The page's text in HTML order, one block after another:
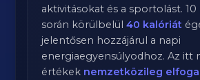
aktivitásokat és a sportolást.10
során körülbelül40 kalóriát
jelentősen hozzájárul a napi
energiaegyensúlyodhoz. Az
értékek nemzetközileg